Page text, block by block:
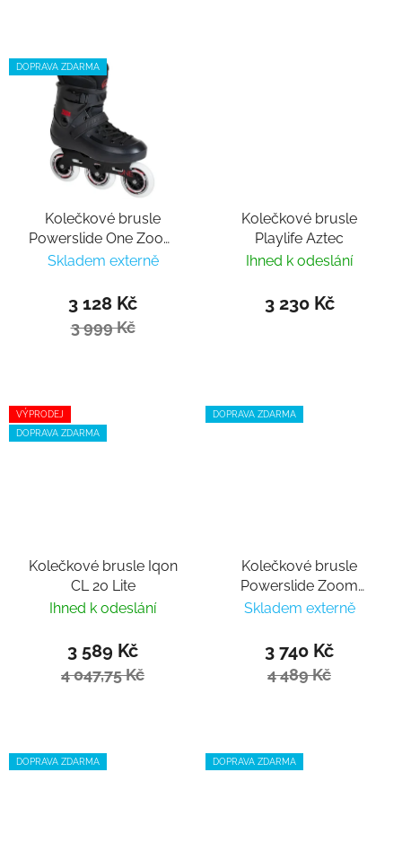
DOPRAVA ZDARMA
Kolečkové brusle
Powerslide One Zoom
Black 100
Skladem externě
3 128 Kč
3 999 Kč
Kolečkové brusle
Playlife Aztec
Ihned k odeslání
3 230 Kč
VÝPRODEJ
DOPRAVA ZDARMA
Kolečkové brusle Iqon
CL 20 Lite
Ihned k odeslání
3 589 Kč
4 047,75 Kč
DOPRAVA ZDARMA
Kolečkové brusle
Powerslide Zoom
Sunset 90
Skladem externě
3 740 Kč
4 489 Kč
DOPRAVA ZDARMA DOPRAVA ZDARMA